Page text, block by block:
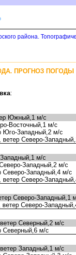
района.
ПРОГНОЗ ПОГОДЫ
:
Южный,1 м/с
Восточный,1 м/с
Юго-Западный,2 м/с
Северо-
м/с
Западный,2 м/с
Северо-Западный,4 м/с
Северо-
Северо-Западный,1
Северо-
Северный,2 м/с
Северный,6 м/с
Западный,1 м/с